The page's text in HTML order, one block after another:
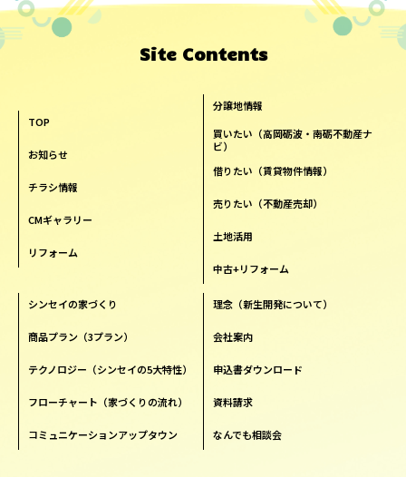
Site Contents
TOP
お知らせ
チラシ情報
CMギャラリー
リフォーム
分譲地情報
買いたい（高岡砺波・南砺不動産ナ
ビ）
借りたい（賃貸物件情報）
売りたい（不動産売却）
土地活用
中古+リフォーム
シンセイの家づくり
商品プラン（3プラン）
テクノロジー（シンセイの5大特性）
フローチャート（家づくりの流れ）
コミュニケーションアップタウン
理念（新生開発について）
会社案内
申込書ダウンロード
資料請求
なんでも相談会